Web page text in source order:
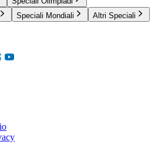
Speciali Mondiali Altri Speciali